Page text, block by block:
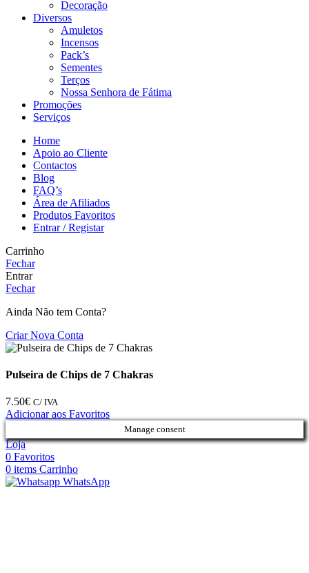
Decoração
Diversos
Amuletos
Incensos
Pack’s
Sementes
Terços
Nossa Senhora de Fátima
Promoções
Serviços
Home
Apoio ao Cliente
Contactos
Blog
FAQ’s
Área de Afiliados
Produtos Favoritos
Entrar / Registar
Carrinho
Fechar
Entrar
Fechar
Ainda Não tem Conta?
Criar Nova Conta
Pulseira de Chips de 7 Chakras
7.50€ C/ IVA
Adicionar aos Favoritos
Manage consent
Loja
0 Favoritos
0 items Carrinho
WhatsApp